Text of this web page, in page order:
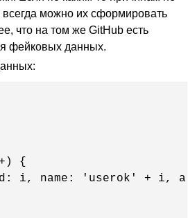
всегда можно их сформировать
что на том же GitHub есть
фейковых данных.